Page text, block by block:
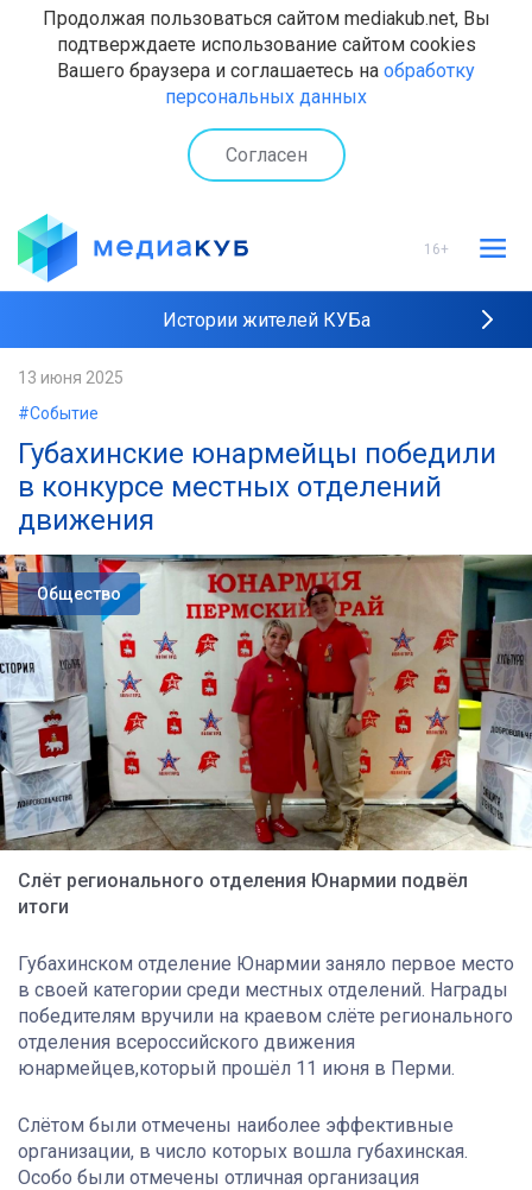
Продолжая пользоваться сайтом mediakub.net, Вы
подтверждаете использование сайтом cookies
Вашего браузера и соглашаетесь на обработку
персональных данных
Согласен
16+
Истории жителей КУБа
13 июня 2025
#Событие
Губахинские юнармейцы победили
в конкурсе местных отделений
движения
Общество
Слёт регионального отделения Юнармии подвёл
итоги
Губахинском отделение Юнармии заняло первое место
в своей категории среди местных отделений. Награды
победителям вручили на краевом слёте регионального
отделения всероссийского движения
юнармейцев,который прошёл 11 июня в Перми.
Слётом были отмечены наиболее эффективные
организации, в число которых вошла губахинская.
Особо были отмечены отличная организация